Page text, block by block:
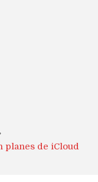
planes de iCloud